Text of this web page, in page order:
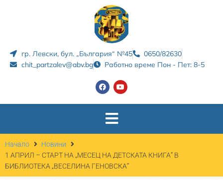
гр. Левски, бул. „България“ №45
0650/82630
chit_partzalev@abv.bg
Работно време Пон - Пет: 8-5
Начало
Новини
1 АПРИЛ – СТАРТ НА „МЕСЕЦ НА ДЕТСКАТА КНИГА” В
БИБЛИОТЕКА „ВЕСЕЛИНА ГЕНОВСКА”